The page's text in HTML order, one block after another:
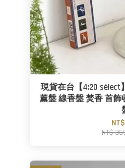
現貨在台【4:20
薰盤 線香盤 焚香 首
NT$